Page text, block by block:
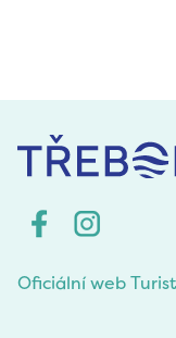
Oficiální web